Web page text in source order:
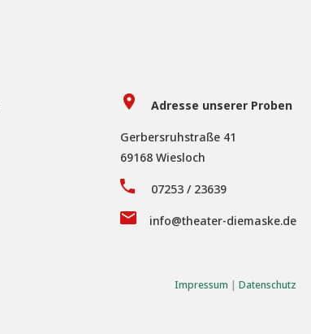
Adresse unserer Proben
Gerbersruhstraße 41
69168 Wiesloch
07253 / 23639
info@theater-diemaske.de
Impressum | Datenschutz